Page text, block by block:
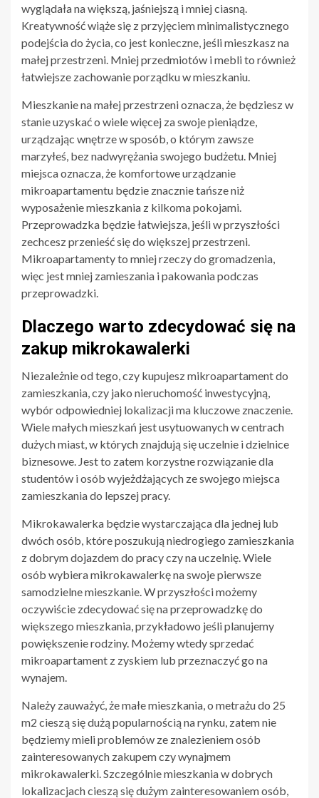
wyglądała na większą, jaśniejszą i mniej ciasną.
Kreatywność wiąże się z przyjęciem minimalistycznego
podejścia do życia, co jest konieczne, jeśli mieszkasz na
małej przestrzeni. Mniej przedmiotów i mebli to również
łatwiejsze zachowanie porządku w mieszkaniu.
Mieszkanie na małej przestrzeni oznacza, że będziesz w
stanie uzyskać o wiele więcej za swoje pieniądze,
urządzając wnętrze w sposób, o którym zawsze
marzyłeś, bez nadwyrężania swojego budżetu. Mniej
miejsca oznacza, że komfortowe urządzanie
mikroapartamentu będzie znacznie tańsze niż
wyposażenie mieszkania z kilkoma pokojami.
Przeprowadzka będzie łatwiejsza, jeśli w przyszłości
zechcesz przenieść się do większej przestrzeni.
Mikroapartamenty to mniej rzeczy do gromadzenia,
więc jest mniej zamieszania i pakowania podczas
przeprowadzki.
Dlaczego warto zdecydować się na
zakup mikrokawalerki
Niezależnie od tego, czy kupujesz mikroapartament do
zamieszkania, czy jako nieruchomość inwestycyjną,
wybór odpowiedniej lokalizacji ma kluczowe znaczenie.
Wiele małych mieszkań jest usytuowanych w centrach
dużych miast, w których znajdują się uczelnie i dzielnice
biznesowe. Jest to zatem korzystne rozwiązanie dla
studentów i osób wyjeżdżających ze swojego miejsca
zamieszkania do lepszej pracy.
Mikrokawalerka będzie wystarczająca dla jednej lub
dwóch osób, które poszukują niedrogiego zamieszkania
z dobrym dojazdem do pracy czy na uczelnię. Wiele
osób wybiera mikrokawalerkę na swoje pierwsze
samodzielne mieszkanie. W przyszłości możemy
oczywiście zdecydować się na przeprowadzkę do
większego mieszkania, przykładowo jeśli planujemy
powiększenie rodziny. Możemy wtedy sprzedać
mikroapartament z zyskiem lub przeznaczyć go na
wynajem.
Należy zauważyć, że małe mieszkania, o metrażu do 25
m2 cieszą się dużą popularnością na rynku, zatem nie
będziemy mieli problemów ze znalezieniem osób
zainteresowanych zakupem czy wynajmem
mikrokawalerki. Szczególnie mieszkania w dobrych
lokalizacjach cieszą się dużym zainteresowaniem osób,